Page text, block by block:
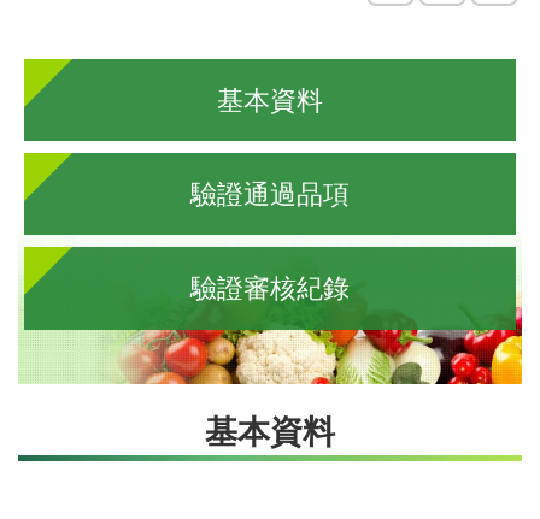
基本資料
驗證通過品項
驗證審核紀錄
基本資料